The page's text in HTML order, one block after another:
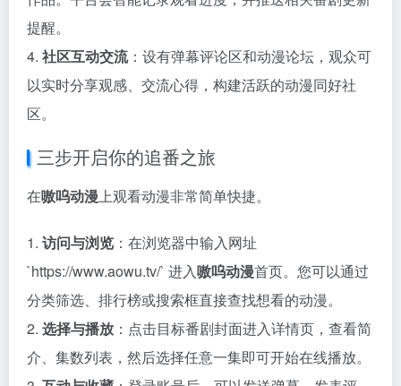
提醒。
4. 社区互动交流：设有弹幕评论区和动漫论坛，观众可
以实时分享观感、交流心得，构建活跃的动漫同好社
区。
三步开启你的追番之旅
在嗷呜动漫上观看动漫非常简单快捷。
1. 访问与浏览 ：在浏览器中输入网址
`https://www.aowu.tv/` 进入嗷呜动漫首页。您可以通过
分类筛选、排行榜或搜索框直接查找想看的动漫。
2. 选择与播放 ：点击目标番剧封面进入详情页，查看简
介、集数列表，然后选择任意一集即可开始在线播放。